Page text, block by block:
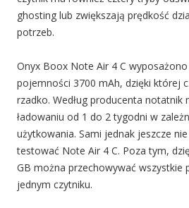
ghosting lub zwiększają prędkość
potrzeb.
Onyx Boox Note Air 4 C
pojemności 3700 mAh, dzięki której
rzadko. Według producenta notatnik
ładowaniu od 1 do 2 tygodni w
użytkowania. Sami jednak jeszcze
testować Note Air 4 C. Poza tym,
GB można przechowywać wszystkie
jednym czytniku.